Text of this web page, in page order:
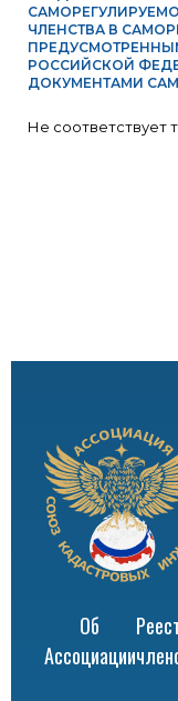
ЧЛЕНСТВА В
РОССИЙСКОЙ
ДОКУМЕНТАМИ
Не соответствует
Об
Ассоциации